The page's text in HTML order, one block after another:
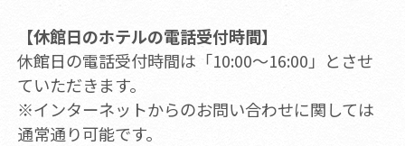
【休館日のホテルの電話受付時間】
休館日の電話受付時間は「10:00～16:00」とさせ
ていただきます。
※インターネットからのお問い合わせに関しては
通常通り可能です。